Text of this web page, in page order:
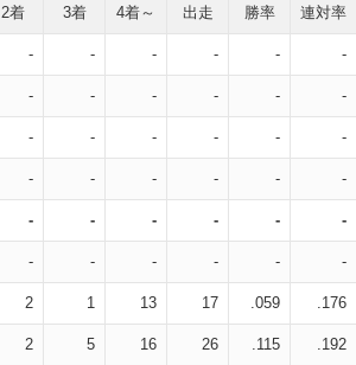
2着 3着 4着～ 出走 勝率 連対率
- - - - - -
- - - - - -
- - - - - -
- - - - - -
- - - - - -
- - - - - -
2 1 13 17 .059 .176
2 5 16 26 .115 .192